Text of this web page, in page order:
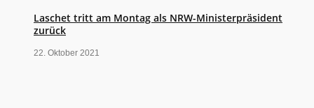
Laschet tritt am Montag als NRW-Ministerpräsident
zurück
22. Oktober 2021